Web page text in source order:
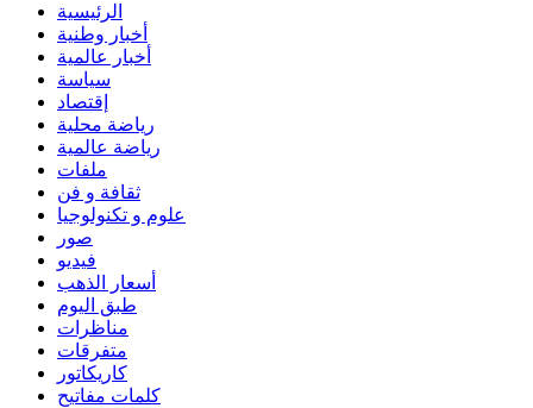
الرئيسية
أخبار وطنية
أخبار عالمية
سياسة
إقتصاد
رياضة محلية
رياضة عالمية
ملفات
ثقافة و فن
علوم و تكنولوجيا
صور
فيديو
أسعار الذهب
طبق اليوم
مناظرات
متفرقات
كاريكاتور
كلمات مفاتيح